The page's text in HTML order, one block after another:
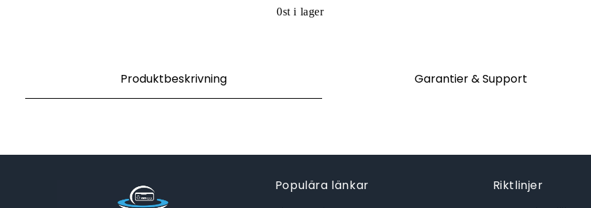
0st i lager
Produktbeskrivning Garantier & Support
Populära länkar
Riktlinjer